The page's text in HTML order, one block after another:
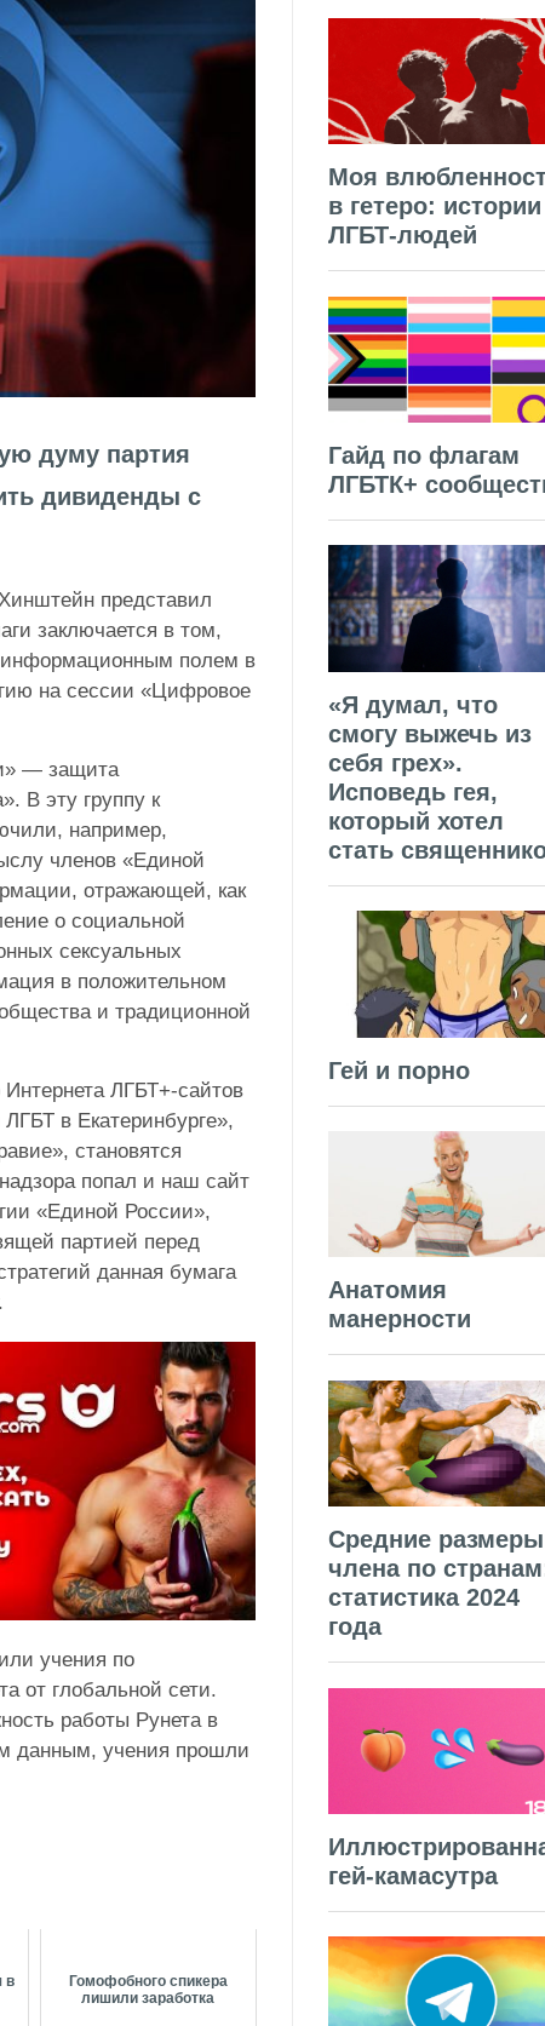
думу партия
дивиденды с
Хинштейн представил
заключается в том,
информационным полем в
на сессии «Цифровое
— защита
В эту группу к
например,
членов «Единой
отражающей, как
о социальной
сексуальных
в положительном
и традиционной
Интернета ЛГБТ+-сайтов
в Екатеринбурге»,
становятся
попал и наш сайт
«Единой России»,
партией перед
данная бумага
учения по
от глобальной сети.
работы Рунета в
данным, учения прошли
в
Гомофобного спикера
лишили заработка
Моя
в гетеро: истории
ЛГБТ-людей
Гайд по флагам
ЛГБТК+
«Я думал, что
смогу выжечь из
себя грех».
Исповедь гея,
который хотел
стать
Гей и порно
Анатомия
манерности
Средние размеры
члена по
статистика 2024
года
гей-камасутра